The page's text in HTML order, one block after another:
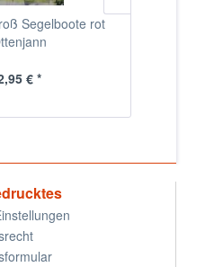
Segelboote rot
€ *